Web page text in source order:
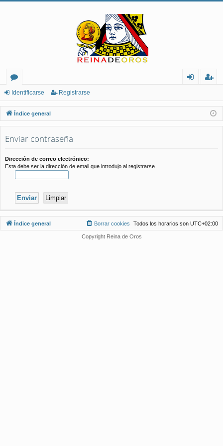
or
os
nt
ifi
ist
ra
Identificarse Registrarse
Índice general
Enviar contraseña
Dirección de correo electrónico:
Esta debe ser la dirección de email que introdujo al registrarse.
Índice general Todos los horarios son UTC+02:00
Borrar cookies
Copyright Reina de Oros